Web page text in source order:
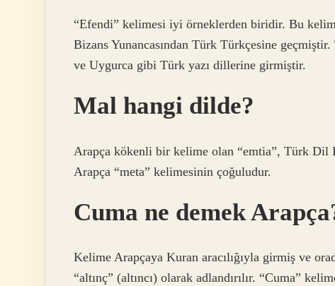
“Efendi” kelimesi iyi örneklerden biridir. Bu
Bizans Yunancasından Türk Türkçesine
ve Uygurca gibi Türk yazı dillerine girmiştir.
Mal hangi dilde?
Arapça kökenli bir kelime olan “emtia”, Türk Dil
Arapça “meta” kelimesinin çoğuludur.
Cuma ne demek
Kelime Arapçaya Kuran aracılığıyla girmiş ve
“altınç” (altıncı) olarak adlandırılır. “Cuma”